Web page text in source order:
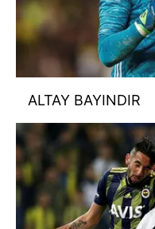
ALTAY BAYINDIR